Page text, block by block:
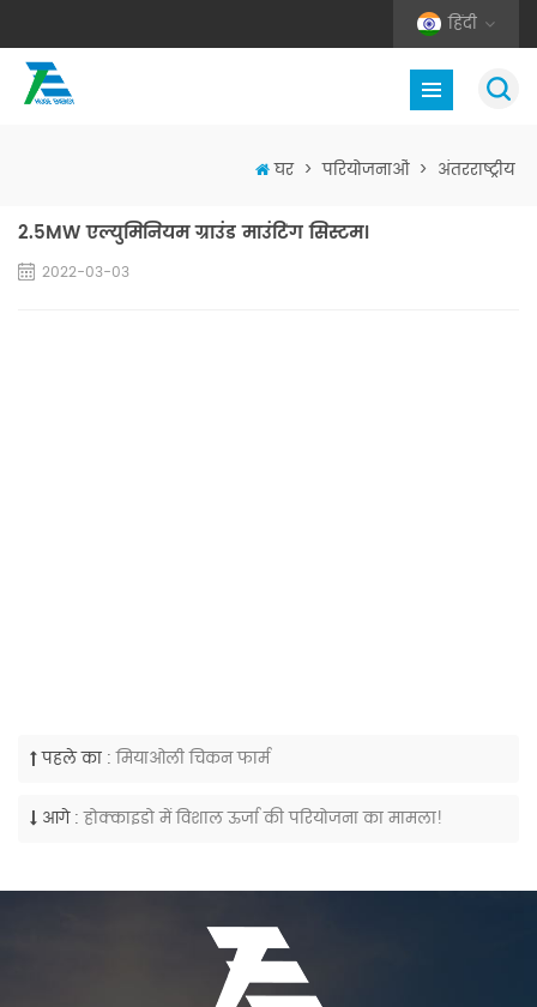
हिंदी
घर > परियोजनाओं > अंतरराष्ट्रीय
2.5MW एल्युमिनियम ग्राउंड माउंटिंग सिस्टम।
2022-03-03
पहले का : मियाओली चिकन फार्म
आगे : होक्काइडो में विशाल ऊर्जा की परियोजना का मामला!